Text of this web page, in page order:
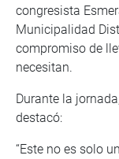
congresista
Municipalidad
compromiso de
necesitan.
Durante la
destacó:
“Este no es solo